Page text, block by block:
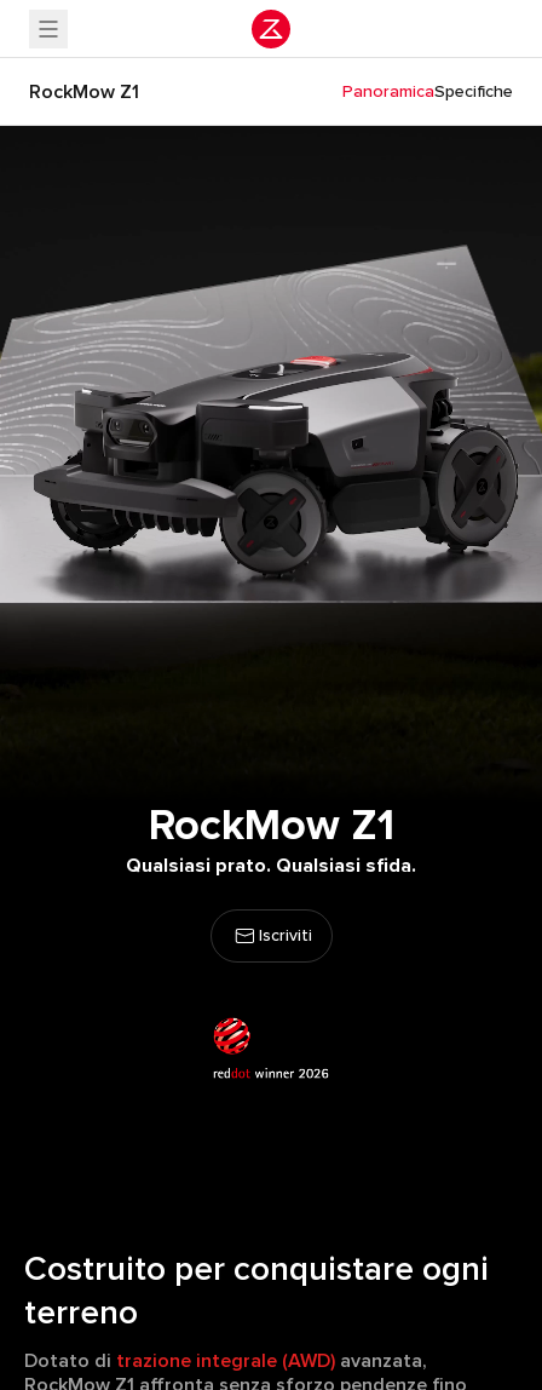
RockMow Z1 PanoramicaSpecifiche
RockMow Z1
Qualsiasi prato. Qualsiasi sfida.
Iscriviti
Costruito per conquistare ogni
terreno
Dotato di trazione integrale (AWD) avanzata,